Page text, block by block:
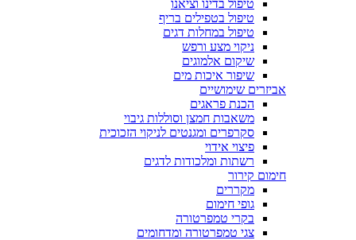
טיפול בדינו וציאנו
טיפול בטפילים בריף
טיפול במחלות דגים
ניקוי מצע ורפש
שיקום אלמוגים
שיפור איכות מים
אביזרים שימושיים
הכנת פראגים
משאבות חמצן וסוללות גיבוי
סקרפרים ומגנטים לניקוי הזכוכית
פיצוי אידוי
רשתות ומלכודות לדגים
חימום קירור
מקררים
גופי חימום
בקרי טמפרטורה
צגי טמפרטורה ומדחומים